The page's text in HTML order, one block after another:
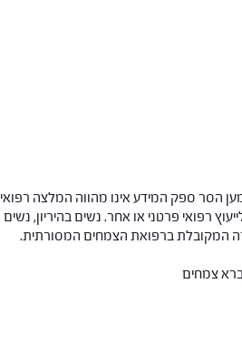
הסר ספק המידע אינו מהווה המלצה
רפואי פרטני או אחר. נשים בהיריון,
המקובלת ברפואת הצמחים המסורתית.
ברא צמחים